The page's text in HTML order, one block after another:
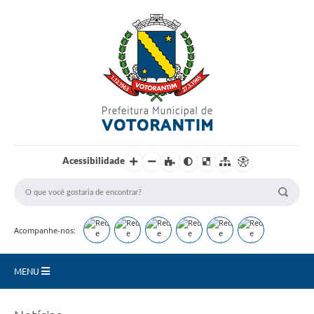
Acessibilidade
Acompanhe-nos:
MENU